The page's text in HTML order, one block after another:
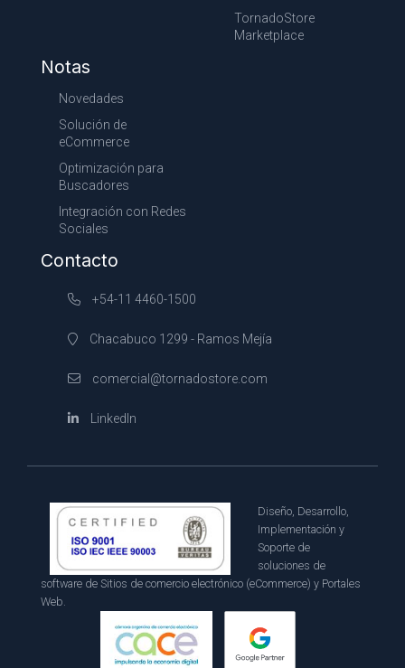
TornadoStore
Marketplace
Notas
Novedades
Solución de
eCommerce
Optimización para
Buscadores
Integración con Redes
Sociales
Contacto
+54-11 4460-1500
Chacabuco 1299 - Ramos Mejía
comercial@tornadostore.com
LinkedIn
Diseño, Desarrollo,
Implementación y
Soporte de
soluciones de
software de Sitios de comercio electrónico (eCommerce) y Portales
Web.